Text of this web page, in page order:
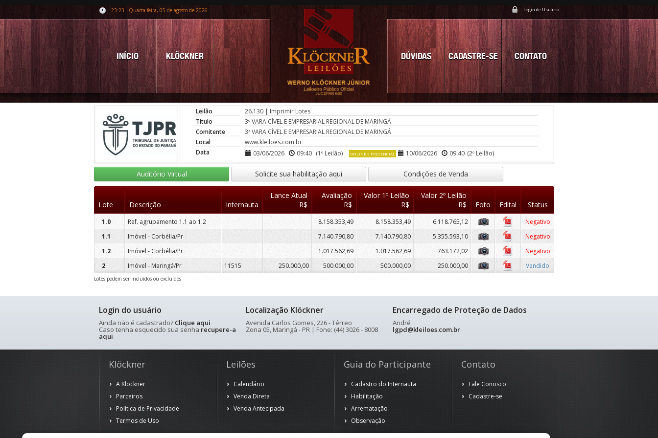
23:23 - Quarta-feira, 05 de agosto de 2026 Login de Usuário
INÍCIO KLÖCKNER CONTATO
CADASTRE-SE
DÚVIDAS
Leilão 26.130 | Imprimir Lotes
Título
3º VARA CÍVEL E EMPRESARIAL REGIONAL DE MARINGÁ
Comitente
3ª VARA CÍVEL E EMPRESARIAL REGIONAL DE MARINGÁ
Local
www.kleiloes.com.br
Data
03/06/2026 09:40 (1º Leilão) ONLINE E PRESENCIAL 10/06/2026 09:40 (2º Leilão)
Auditório Virtual Solicite sua habilitação aqui Condições de Venda
Lote Descrição Internauta
Lance Atual
R$
Avaliação
R$
Valor 1º Leilão
R$
Valor 2º Leilão
R$
Foto Edital Status
1.0 Ref. agrupamento 1.1 ao 1.2 8.158.353,49 8.158.353,49 6.118.765,12
Negativo
1.1
Imóvel - Corbélia/Pr 7.140.790,80 7.140.790,80 5.355.593,10
Negativo
1.2
Imóvel - Corbélia/Pr 1.017.562,69 1.017.562,69 763.172,02
Negativo
2
Imóvel - Maringá/Pr 11515 250.000,00 500.000,00 500.000,00 250.000,00 Vendido
Lotes podem ser incluídos ou excluídos
Login do usuário
Ainda não é cadastrado? Clique aqui
Caso tenha esquecido sua senha recupere-a
aqui
Localização Klöckner
Avenida Carlos Gomes, 226 - Térreo
Zona 05, Maringá - PR | Fone: (44) 3026 - 8008
Encarregado de Proteção de Dados
André
lgpd@kleiloes.com.br
Klöckner
A Klöckner
Parceiros
Política de Privacidade
Termos de Uso
Leilões
Calendário
Venda Direta
Venda Antecipada
Guia do Participante
Cadastro do Internauta
Habilitação
Arrematação
Observação
Contato
Fale Conosco
Cadastre-se